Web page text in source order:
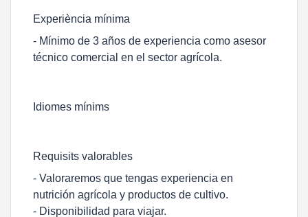
Experiència mínima
- Mínimo de 3 años de experiencia como asesor
técnico comercial en el sector agrícola.
Idiomes mínims
Requisits valorables
- Valoraremos que tengas experiencia en
nutrición agrícola y productos de cultivo.
- Disponibilidad para viajar.